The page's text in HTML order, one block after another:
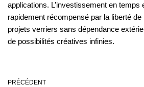
applications. L’investissement en temps
rapidement récompensé par la liberté
projets verriers sans dépendance
de possibilités créatives infinies.
PRÉCÉDENT